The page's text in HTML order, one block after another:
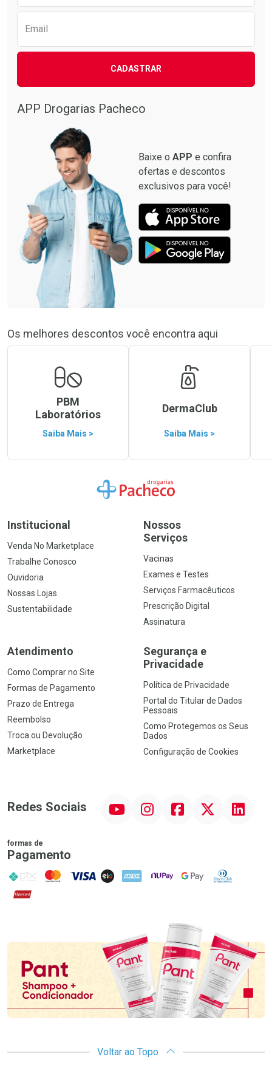
Email
CADASTRAR
APP Drogarias Pacheco
Baixe o APP e confira
ofertas e descontos
exclusivos para você!
Os melhores descontos você encontra aqui
PBM
Laboratórios
Saiba Mais >
DermaClub
Saiba Mais >
Ir para a Home
Institucional
Venda No Marketplace
Trabalhe Conosco
Ouvidoria
Nossas Lojas
Sustentabilidade
Nossos
Serviços
Vacinas
Exames e Testes
Serviços Farmacêuticos
Prescrição Digital
Assinatura
Atendimento
Como Comprar no Site
Formas de Pagamento
Prazo de Entrega
Reembolso
Troca ou Devolução
Marketplace
Segurança e
Privacidade
Política de Privacidade
Portal do Titular de Dados
Pessoais
Como Protegemos os Seus
Dados
Configuração de Cookies
Redes Sociais InstagramFacebook Linkedin
formas de
Pagamento
PIX MasterCard
VISA ELO AMEX NuPay Google PayDiners Club
Hipercard
Promoção em Destaque
Voltar ao Topo